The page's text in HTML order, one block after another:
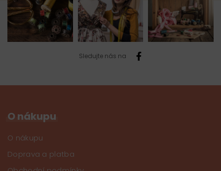
Sledujte nás na
O nákupu
O nákupu
Doprava a platba